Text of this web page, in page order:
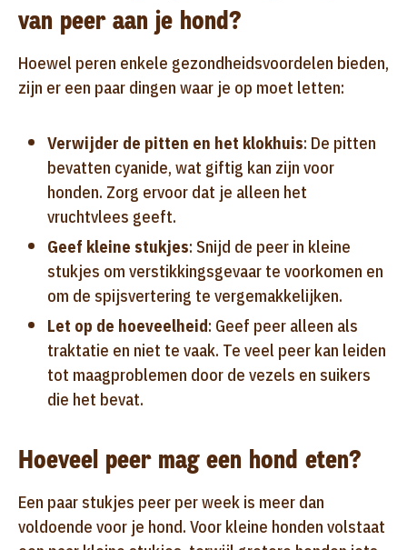
van peer aan je hond?
Hoewel peren enkele gezondheidsvoordelen bieden,
zijn er een paar dingen waar je op moet letten:
Verwijder de pitten en het klokhuis: De pitten
bevatten cyanide, wat giftig kan zijn voor
honden. Zorg ervoor dat je alleen het
vruchtvlees geeft.
Geef kleine stukjes: Snijd de peer in kleine
stukjes om verstikkingsgevaar te voorkomen en
om de spijsvertering te vergemakkelijken.
Let op de hoeveelheid: Geef peer alleen als
traktatie en niet te vaak. Te veel peer kan leiden
tot maagproblemen door de vezels en suikers
die het bevat.
Hoeveel peer mag een hond eten?
Een paar stukjes peer per week is meer dan
voldoende voor je hond. Voor kleine honden volstaat